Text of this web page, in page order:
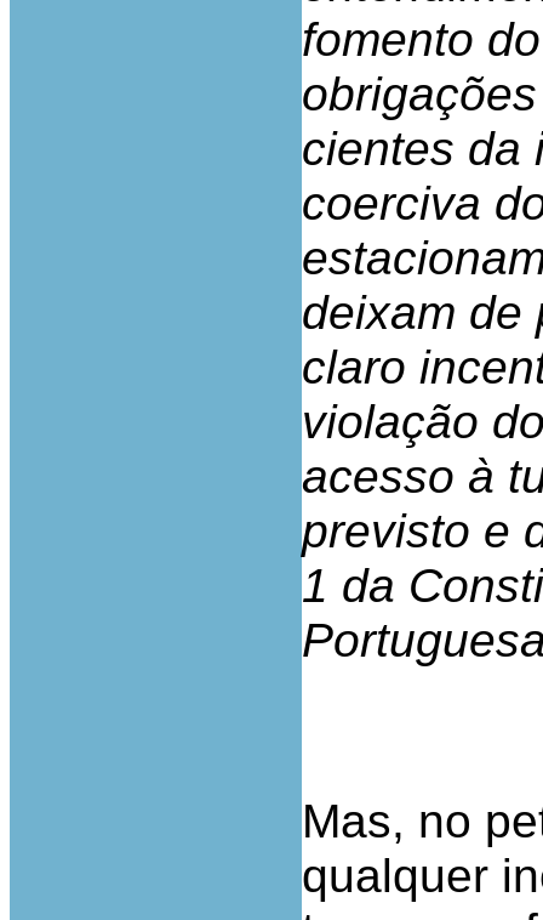
fomento
cientes da
coerciva
deixam de
claro
violação
acesso à
previsto e
1 da
Mas, no
qualquer